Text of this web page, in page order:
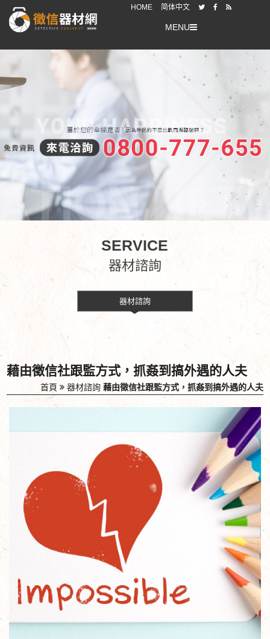
HOME 简体中文
MENU
SERVICE
器材諮詢
器材諮詢
藉由徵信社跟監方式，抓姦到搞外遇的人夫
首頁 器材諮詢 藉由徵信社跟監方式，抓姦到搞外遇的人夫